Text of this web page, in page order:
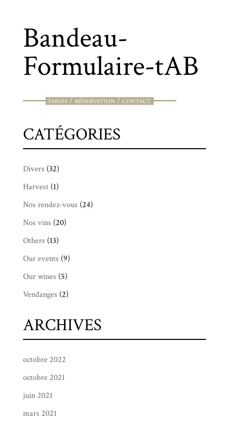
Bandeau-
Formulaire-tAB
CATÉGORIES
Divers (32)
Harvest(1)
Nos rendez-vous (24)
Nos vins (20)
Others (13)
Our events (9)
Our wines (5)
Vendanges (2)
ARCHIVES
octobre 2022
octobre 2021
juin 2021
mars 2021